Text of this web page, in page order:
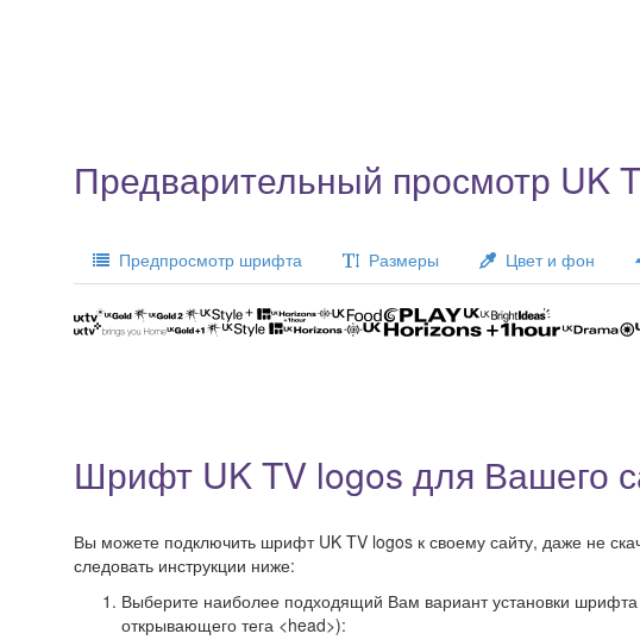
Предварительный просмотр UK
Предпросмотр шрифта Размеры Цвет и фон
Шрифт UK TV logos для Вашего
Вы можете подключить шрифт UK TV logos к своему сайту, даже не
следовать инструкции ниже:
Выберите наиболее подходящий Вам вариант установки шрифта
открывающего тега <head>):